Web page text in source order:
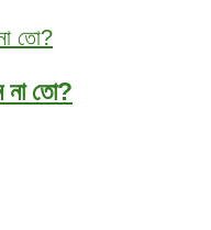
না তো?